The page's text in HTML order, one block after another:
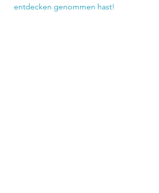
entdecken genommen hast!